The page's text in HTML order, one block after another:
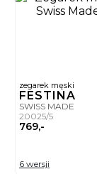
zegarek męski
FESTINA
SWISS MADE
20025/5
769,-
6 wersji